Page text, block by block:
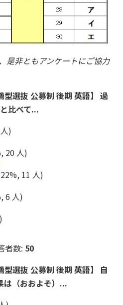
是非ともアンケートにご協力
型選抜 公募制 後期 英語】 過
比べて...
)
20 人)
11 人)
6 人)
者数: 50
型選抜 公募制 後期 英語】 自
は（おおよそ）...